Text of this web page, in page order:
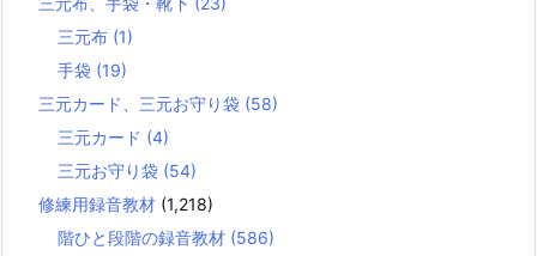
三元布 (1)
手袋 (19)
三元カード、三元お守り袋 (58)
三元カード (4)
三元お守り袋 (54)
修練用録音教材 (1,218)
階ひと段階の録音教材 (586)